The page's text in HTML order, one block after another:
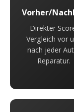
Vorher/
Direkter
Vergleich vor
nach jeder
Reparatur.